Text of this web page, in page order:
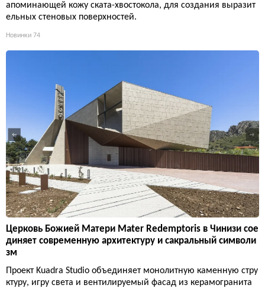
апоминающей кожу ската-хвостокола, для создания выразит
ельных стеновых поверхностей.
Новинки 74
Церковь Божией Матери Mater Redemptoris в Чинизи сое
диняет современную архитектуру и сакральный символи
зм
Проект Kuadra Studio объединяет монолитную каменную стру
ктуру, игру света и вентилируемый фасад из керамогранита